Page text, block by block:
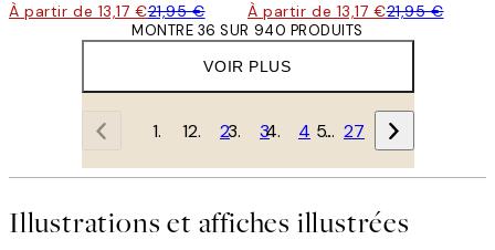
À partir de 13,17 €21,95 € À partir de 13,17 €21,95 €
VOIR PLUS
MONTRE 36 SUR 940 PRODUITS
1 2 3 4 … 27
Illustrations et affiches illustrées